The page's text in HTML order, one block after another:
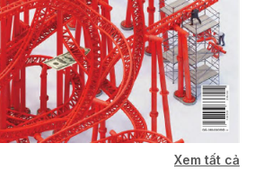
Xem tất cả